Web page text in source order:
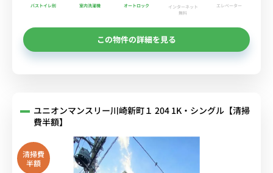
バストイレ別 室内洗濯機 オートロック
インターネット
無料
エレベーター
この物件の詳細を見る
ユニオンマンスリー川崎新町１ 204 1K・シングル【清掃
費半額】
清掃費
半額